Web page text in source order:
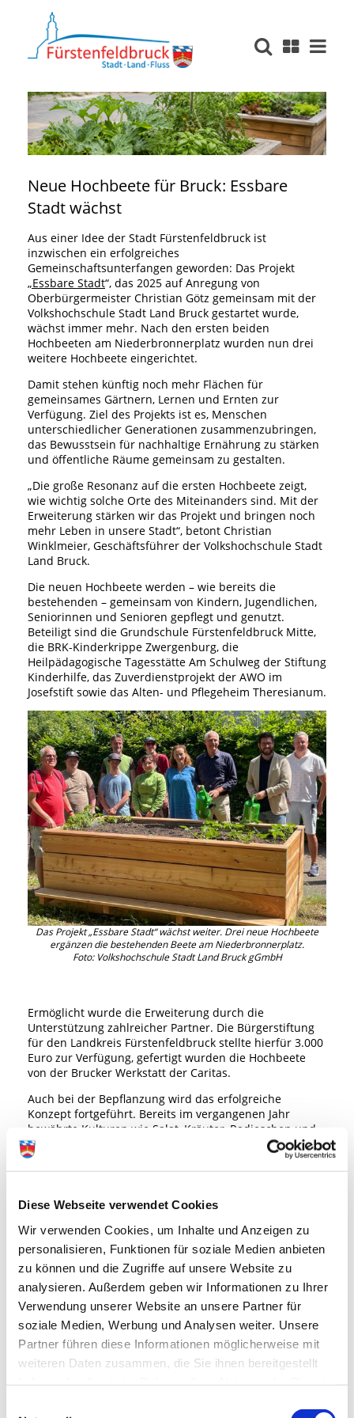
Diese Webseite verwendet Cookies
Wir verwenden Cookies, um Inhalte und Anzeigen zu
personalisieren, Funktionen für soziale Medien anbieten
zu können und die Zugriffe auf unsere Website zu
analysieren. Außerdem geben wir Informationen zu Ihrer
Verwendung unserer Website an unsere Partner für
soziale Medien, Werbung und Analysen weiter. Unsere
Partner führen diese Informationen möglicherweise mit
weiteren Daten zusammen, die Sie ihnen bereitgestellt
Neue Hochbeete für Bruck: Essbare
Stadt wächst
Aus einer Idee der Stadt Fürstenfeldbruck ist
inzwischen ein erfolgreiches
Gemeinschaftsunterfangen geworden: Das Projekt
„Essbare Stadt“, das 2025 auf Anregung von
Oberbürgermeister Christian Götz gemeinsam mit der
Volkshochschule Stadt Land Bruck gestartet wurde,
wächst immer mehr. Nach den ersten beiden
Hochbeeten am Niederbronnerplatz wurden nun drei
weitere Hochbeete eingerichtet.
Damit stehen künftig noch mehr Flächen für
gemeinsames Gärtnern, Lernen und Ernten zur
Verfügung. Ziel des Projekts ist es, Menschen
unterschiedlicher Generationen zusammenzubringen,
das Bewusstsein für nachhaltige Ernährung zu stärken
und öffentliche Räume gemeinsam zu gestalten.
„Die große Resonanz auf die ersten Hochbeete zeigt,
wie wichtig solche Orte des Miteinanders sind. Mit der
Erweiterung stärken wir das Projekt und bringen noch
mehr Leben in unsere Stadt“, betont Christian
Winklmeier, Geschäftsführer der Volkshochschule Stadt
Land Bruck.
Die neuen Hochbeete werden – wie bereits die
bestehenden – gemeinsam von Kindern, Jugendlichen,
Seniorinnen und Senioren gepflegt und genutzt.
Beteiligt sind die Grundschule Fürstenfeldbruck Mitte,
die BRK-Kinderkrippe Zwergenburg, die
Heilpädagogische Tagesstätte Am Schulweg der Stiftung
Kinderhilfe, das Zuverdienstprojekt der AWO im
Josefstift sowie das Alten- und Pflegeheim Theresianum.
Das Projekt „Essbare Stadt“ wächst weiter. Drei neue Hochbeete
ergänzen die bestehenden Beete am Niederbronnerplatz.
Foto: Volkshochschule Stadt Land Bruck gGmbH
Ermöglicht wurde die Erweiterung durch die
Unterstützung zahlreicher Partner. Die Bürgerstiftung
für den Landkreis Fürstenfeldbruck stellte hierfür 3.000
Euro zur Verfügung, gefertigt wurden die Hochbeete
von der Brucker Werkstatt der Caritas.
Auch bei der Bepflanzung wird das erfolgreiche
Konzept fortgeführt. Bereits im vergangenen Jahr
bewährte Kulturen wie Salat, Kräuter, Radieschen und
Zucchini finden sich erneut in den Beeten. Dank der
zusätzlichen Flächen können nun außerdem wieder
Tomaten und Paprika angebaut werden. Neu
Die Entwicklung der Pflanzen verläuft erfreulich: Erste
Wie schon 2025 haben die beteiligten Kinder bereits im
Februar und März mit der Anzucht von Tomaten- und
Paprikapflanzen begonnen. Im Mai wurden diese in die
Hochbeete umgesetzt. In den kommenden Monaten
stehen Pflege und Ernte im Mittelpunkt, für den Herbst
ist erneut eine Bepflanzung mit Wintersalaten
Besonders erfreulich: Alle Projektpartner engagieren
Vandalismus – ein gutes Zeichen dafür, wie gut das